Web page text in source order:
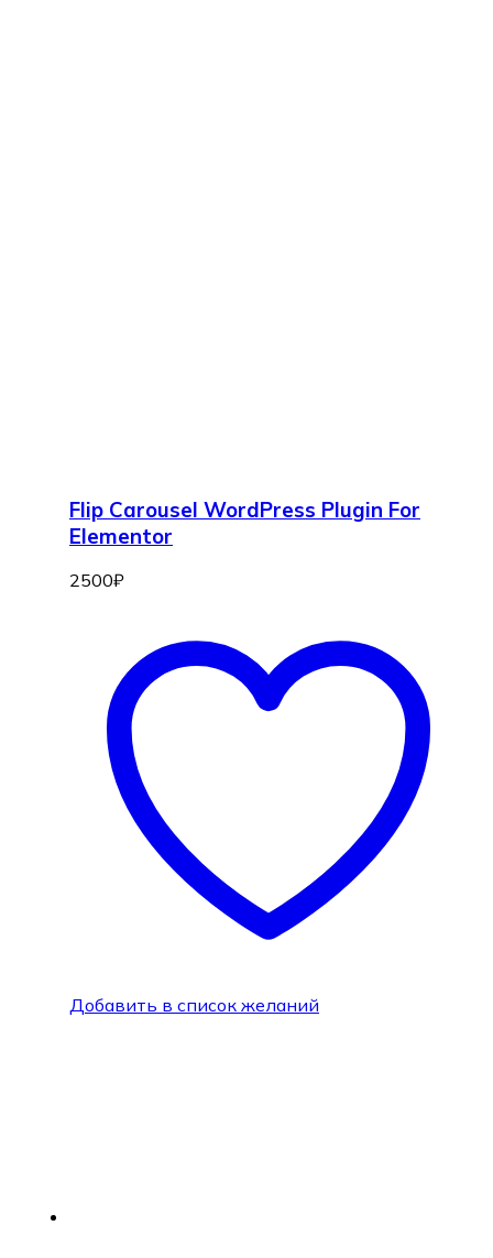
Flip Carousel WordPress Plugin For
Elementor
2500₽
Добавить в список желаний